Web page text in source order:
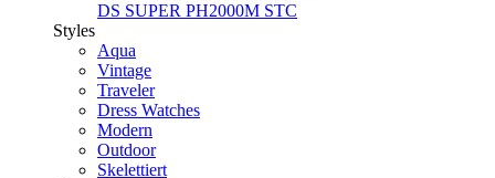
DS SUPER PH2000M STC
Styles
Aqua
Vintage
Traveler
Dress Watches
Modern
Outdoor
Skelettiert